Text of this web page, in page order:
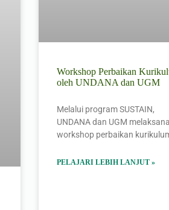
Workshop Perbaikan
oleh UNDANA dan UGM
Melalui program SUSTAIN,
UNDANA dan UGM
workshop perbaikan
PELAJARI LEBIH LANJUT »